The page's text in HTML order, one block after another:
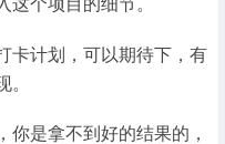
个项目的细节。
卡计划，可以期待下，有
。
你是拿不到好的结果的，